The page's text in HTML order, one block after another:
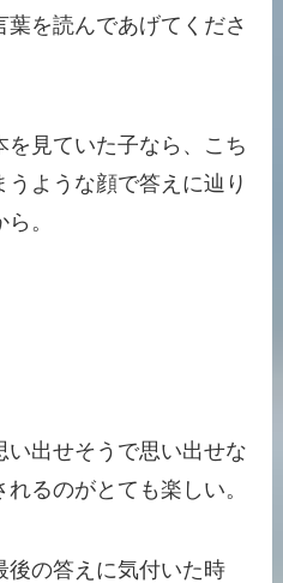
を読んであげてくださ
を見ていた子なら、こち
ような顔で答えに辿り
。
い出せそうで思い出せな
るのがとても楽しい。
後の答えに気付いた時